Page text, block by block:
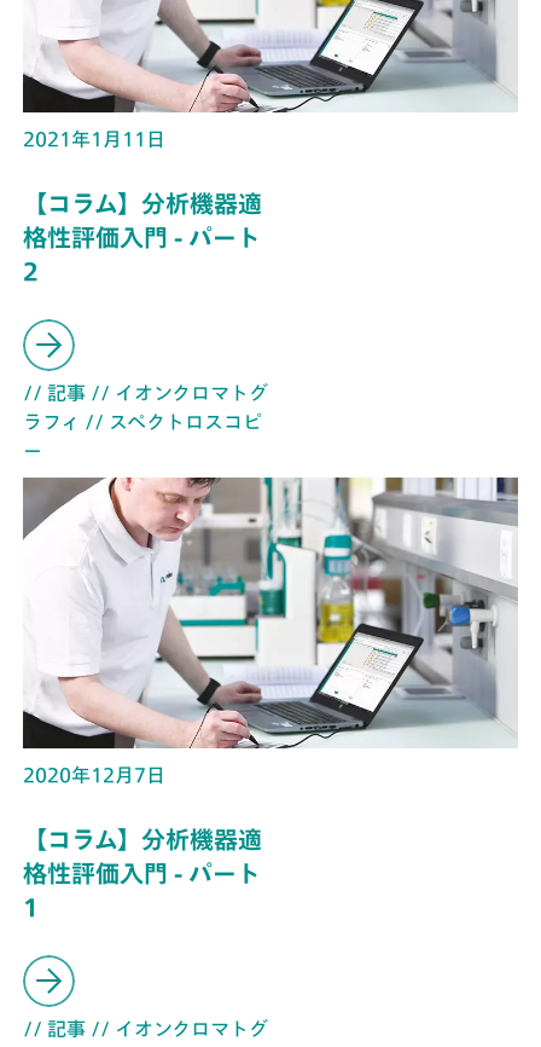
2021年1月11日
【コラム】分析機器適
格性評価入門 - パート
2
// 記事 // イオンクロマトグ
ラフィ // スペクトロスコピ
ー
2020年12月7日
【コラム】分析機器適
格性評価入門 - パート
1
// 記事 // イオンクロマトグ